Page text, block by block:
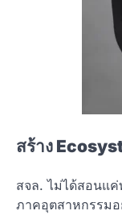
สร้าง
สจล. ไม่ได้สอนแ
ภาคอุตสาหกรรมอ